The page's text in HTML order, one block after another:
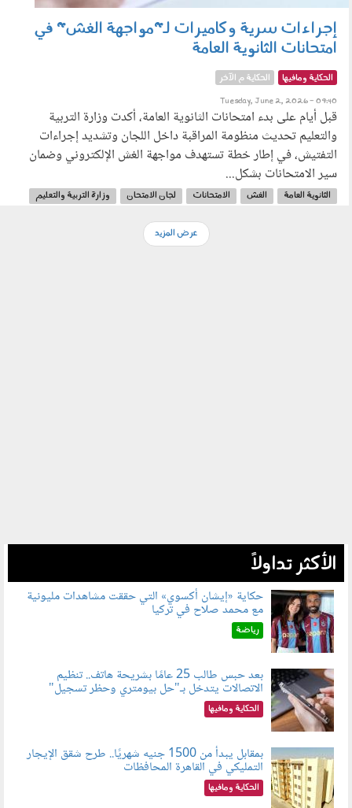
إجراءات سرية وكاميرات لـ"مواجهة الغش" في
امتحانات الثانوية العامة
الحكاية ومافيها الحكاية م الآخر
Tuesday, June 2, 2026 - 09:40
قبل أيام على بدء امتحانات الثانوية العامة، أكدت وزارة التربية
والتعليم تحديث منظومة المراقبة داخل اللجان وتشديد إجراءات
التفتيش، في إطار خطة تستهدف مواجهة الغش الإلكتروني وضمان
سير الامتحانات بشكل...
الثانوية العامة الغش الامتحانات لجان الامتحان
وزارة التربية والتعليم
عرض المزيد
الأكثر تداولاً
080802.jpg
حكاية «إيشان أكسوي» التي حققت مشاهدات مليونية
مع محمد صلاح في تركيا
رياضة
080803.jpg
بعد حبس طالب 25 عامًا بشريحة هاتف.. تنظيم
الاتصالات يتدخل بـ"حل بيومتري وحظر تسجيل"
الحكاية ومافيها
080801.jpg
بمقابل يبدأ من 1500 جنيه شهريًا.. طرح شقق الإيجار
التمليكي في القاهرة المحافظات
الحكاية ومافيها